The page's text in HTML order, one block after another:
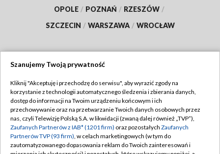
OPOLE / POZNAŃ / RZESZÓW /
SZCZECIN / WARSZAWA / WROCŁAW
TVP
Abonament TVP
Emisja w TVP
Centrum informacji TVP
Regulamin TVP
Polityka prywatności
Moje zgody
Szanujemy Twoją prywatność
Kliknij "Akceptuję i przechodzę do serwisu", aby wyrazić zgody na
korzystanie z technologii automatycznego śledzenia i zbierania danych,
dostęp do informacji na Twoim urządzeniu końcowym i ich
przechowywanie oraz na przetwarzanie Twoich danych osobowych przez
nas, czyli Telewizję Polską S.A. w likwidacji (zwaną dalej również „TVP”),
Zaufanych Partnerów z IAB* (1201 firm) oraz pozostałych Zaufanych
Partnerów TVP (93 firm), w celach marketingowych (w tym do
zautomatyzowanego dopasowania reklam do Twoich zainteresowań i